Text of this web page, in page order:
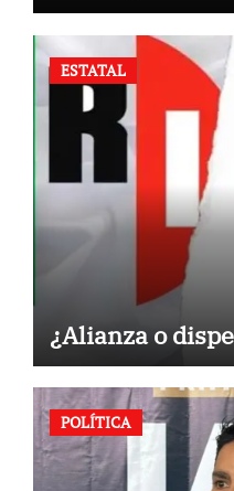
ESTATAL
¿Alianza o
POLÍTICA